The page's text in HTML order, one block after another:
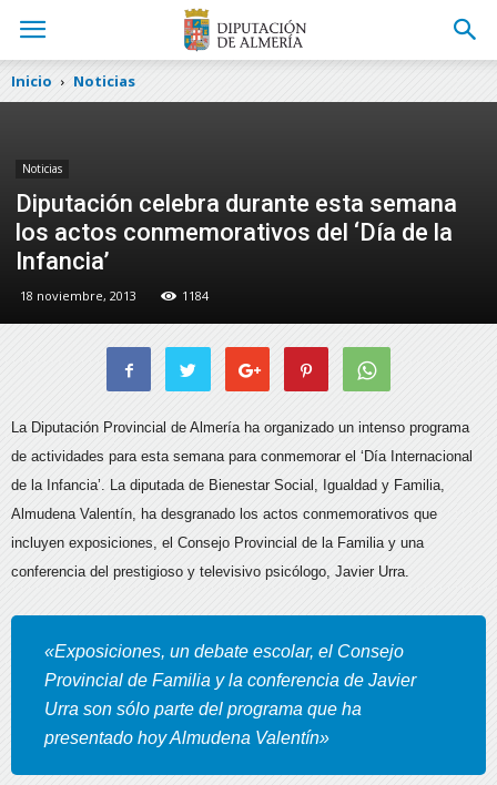
Inicio Noticias
Noticias
Diputación celebra durante esta semana
los actos conmemorativos del ‘Día de la
Infancia’
18 noviembre, 2013 1184
La Diputación Provincial de Almería ha organizado un intenso programa
de actividades para esta semana para conmemorar el ‘Día Internacional
de la Infancia’. La diputada de Bienestar Social, Igualdad y Familia,
Almudena Valentín, ha desgranado los actos conmemorativos que
incluyen exposiciones, el Consejo Provincial de la Familia y una
conferencia del prestigioso y televisivo psicólogo, Javier Urra.
«Exposiciones, un debate escolar, el Consejo
Provincial de Familia y la conferencia de Javier
Urra son sólo parte del programa que ha
presentado hoy Almudena Valentín»